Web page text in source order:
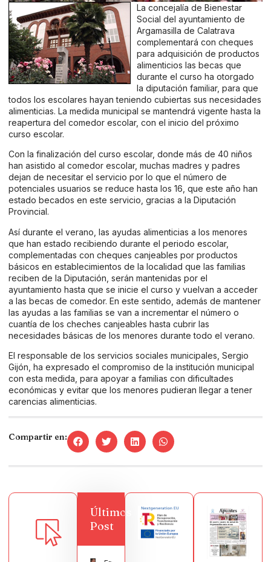
La concejalía de Bienestar
Social del ayuntamiento de
Argamasilla de Calatrava
complementará con cheques
para adquisición de productos
alimenticios las becas que
durante el curso ha otorgado
la diputación familiar, para que
todos los escolares hayan teniendo cubiertas sus necesidades
alimenticias. La medida municipal se mantendrá vigente hasta la
reapertura del comedor escolar, con el inicio del próximo
curso escolar.
Con la finalización del curso escolar, donde más de 40 niños
han asistido al comedor escolar, muchas madres y padres
dejan de necesitar el servicio por lo que el número de
potenciales usuarios se reduce hasta los 16, que este año han
estado becados en este servicio, gracias a la Diputación
Provincial.
Así durante el verano, las ayudas alimenticias a los menores
que han estado recibiendo durante el periodo escolar,
complementadas con cheques canjeables por productos
básicos en establecimientos de la localidad que las familias
reciben de la Diputación, serán mantenidas por el
ayuntamiento hasta que se inicie el curso y vuelvan a acceder
a las becas de comedor. En este sentido, además de mantener
las ayudas a las familias se van a incrementar el número o
cuantía de los cheches canjeables hasta cubrir las
necesidades básicas de los menores durante todo el verano.
El responsable de los servicios sociales municipales, Sergio
Gijón, ha expresado el compromiso de la institución municipal
con esta medida, para apoyar a familias con dificultades
económicas y evitar que los menores pudieran llegar a tener
carencias alimenticias.
Compartir en:
Últimos
Post